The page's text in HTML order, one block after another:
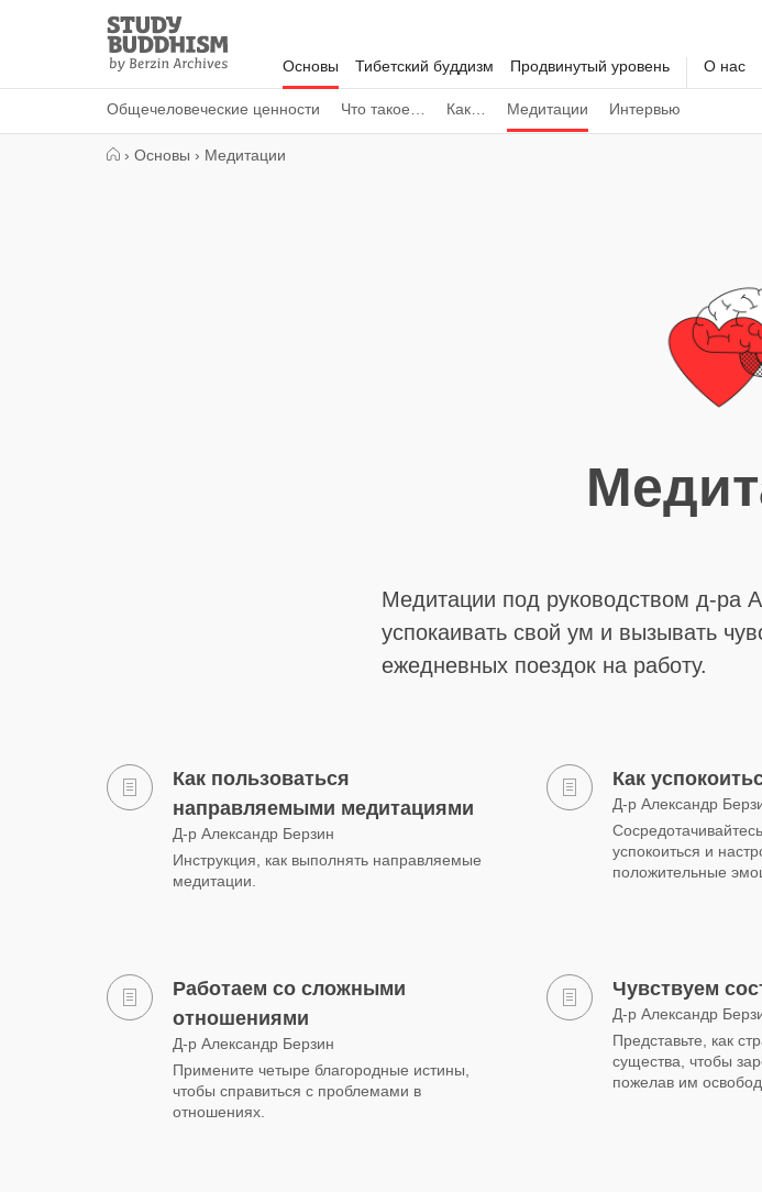
Study
Buddhism
Home
Основы
Общечеловеческие ценности Что такое… Как… Медитации Интервью
Тибетский буддизм Продвинутый уровень О нас
› Основы › Медитации
Медитации под руководством д-ра
успокаивать свой ум и вызывать
ежедневных поездок на работу.
Как пользоваться
направляемыми медитациями
Д-р Александр Берзин
Инструкция, как выполнять направляемые
медитации.
Как
Д-р Александр
успокоиться и
положительные
Работаем со сложными
отношениями
Д-р Александр Берзин
Примените четыре благородные истины,
чтобы справиться с проблемами в
отношениях.
Чувствуем
Д-р Александр
Представьте, как
существа, чтобы
пожелав им